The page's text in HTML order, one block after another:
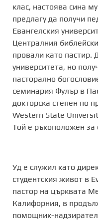
клас, настоява сина
предлагу да получи
Евангелския
Централния
провали като
университета, но
пасторално
семинария Фулър в
докторска степен по
Western State
Той е ръкоположен за
Уд е служил като
студентския живот в
пастор на църквата
Калифорния, в
помощник-